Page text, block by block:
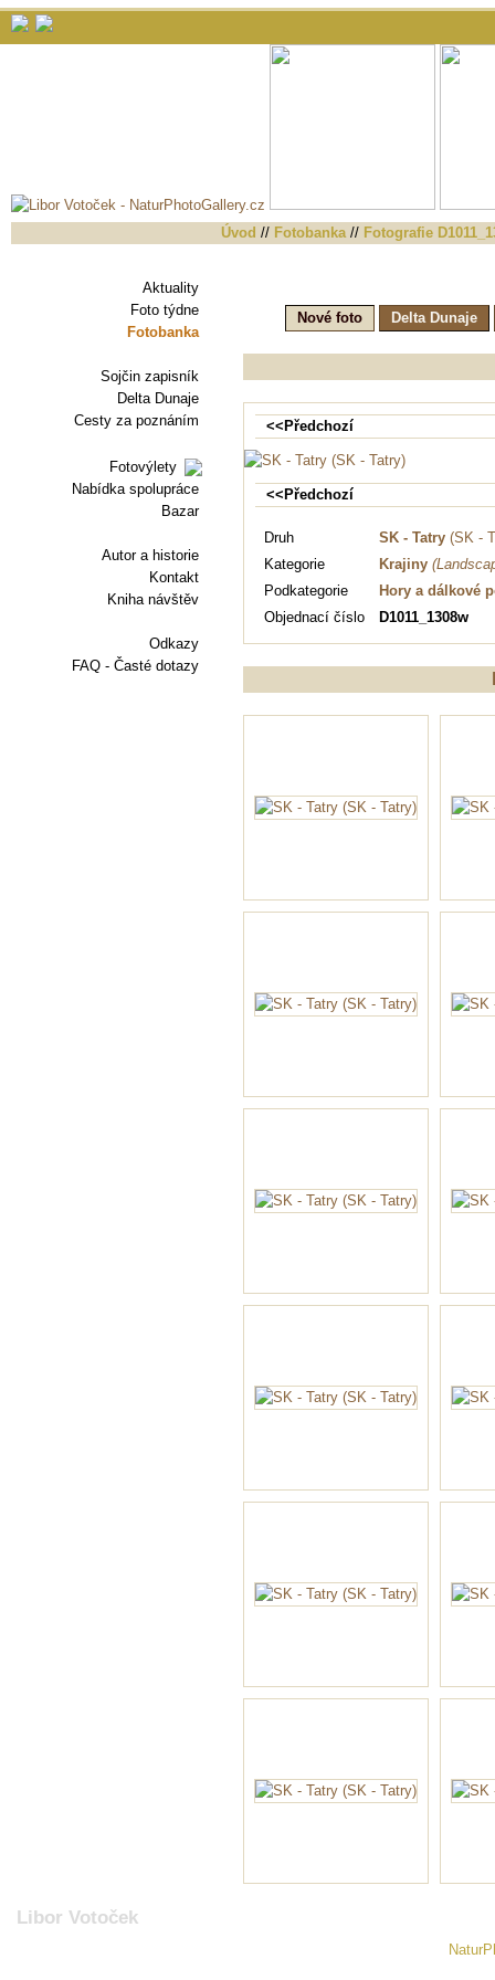
Úvod // Fotobanka// Fotografie
Aktuality
Foto týdne
Fotobanka
Sojčin zapisník
Delta Dunaje
Cesty za poznáním
Fotovýlety
Nabídka spolupráce
Bazar
Autor a historie
Kontakt
Kniha návštěv
Odkazy
FAQ - Časté dotazy
Nové foto Delta Dunaje
<<Předchozí
<<Předchozí
Druh SK - Tatry (SK -
Kategorie
Krajiny
Podkategorie
Hory a dálkové
Objednací číslo
D1011_1308w
Libor Votoček